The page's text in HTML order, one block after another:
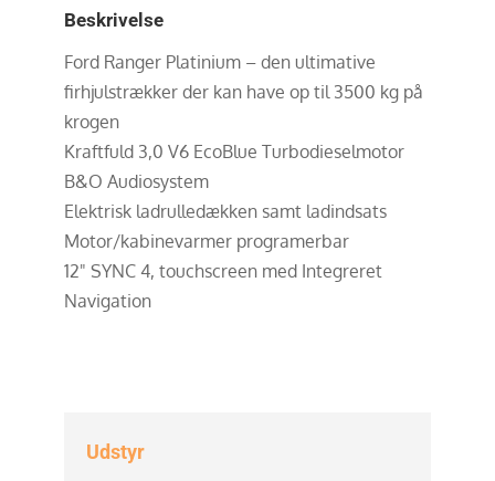
Beskrivelse
Ford Ranger Platinium – den ultimative
firhjulstrækker der kan have op til 3500 kg på
krogen
Kraftfuld 3,0 V6 EcoBlue Turbodieselmotor
B&O Audiosystem
Elektrisk ladrulledækken samt ladindsats
Motor/kabinevarmer programerbar
12" SYNC 4, touchscreen med Integreret
Navigation
Udstyr